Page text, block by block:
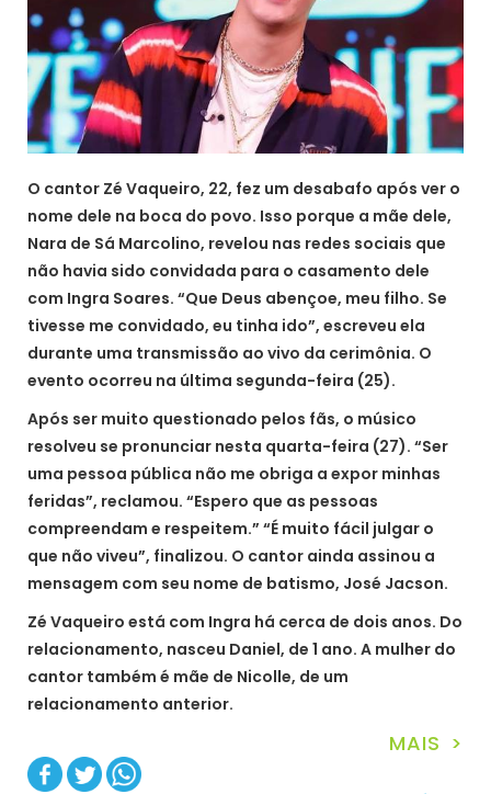
O cantor Zé Vaqueiro, 22, fez um desabafo após ver o
nome dele na boca do povo. Isso porque a mãe dele,
Nara de Sá Marcolino, revelou nas redes sociais que
não havia sido convidada para o casamento dele
com Ingra Soares. “Que Deus abençoe, meu filho. Se
tivesse me convidado, eu tinha ido”, escreveu ela
durante uma transmissão ao vivo da cerimônia. O
evento ocorreu na última segunda-feira (25).
Após ser muito questionado pelos fãs, o músico
resolveu se pronunciar nesta quarta-feira (27). “Ser
uma pessoa pública não me obriga a expor minhas
feridas”, reclamou. “Espero que as pessoas
compreendam e respeitem.” “É muito fácil julgar o
que não viveu”, finalizou. O cantor ainda assinou a
mensagem com seu nome de batismo, José Jacson.
Zé Vaqueiro está com Ingra há cerca de dois anos. Do
relacionamento, nasceu Daniel, de 1 ano. A mulher do
cantor também é mãe de Nicolle, de um
relacionamento anterior.
MAIS >